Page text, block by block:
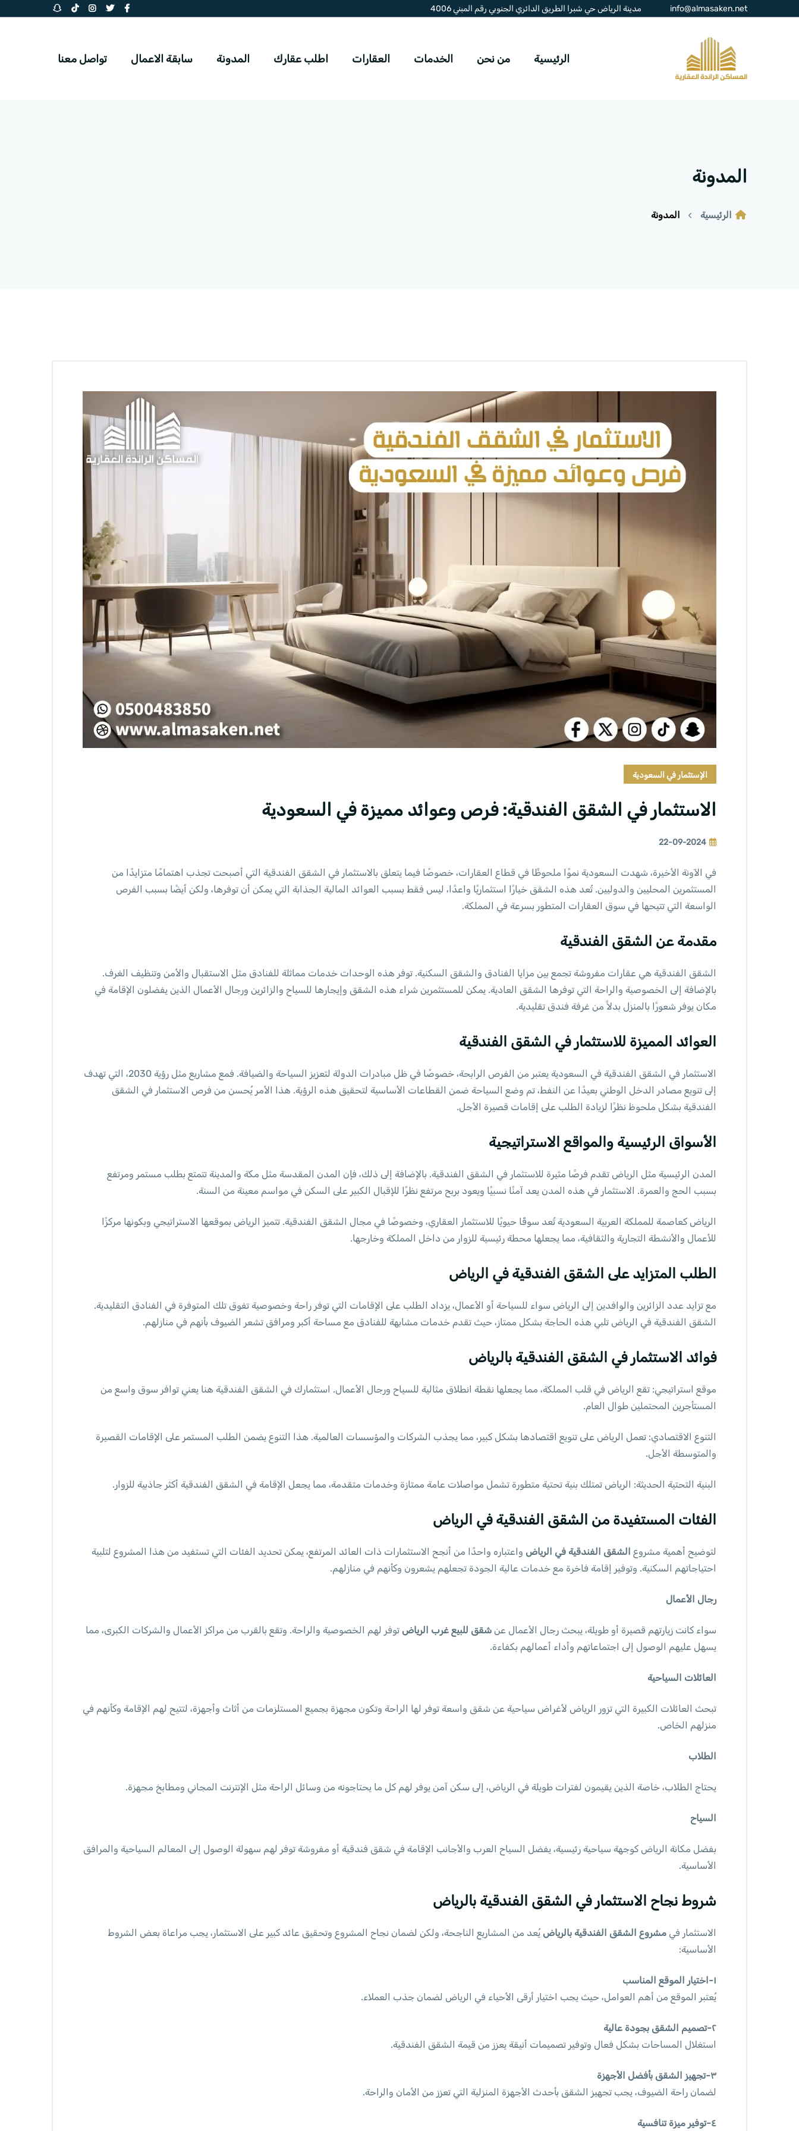
info@almasaken.net مدينة الرياض حي شبرا الطريق الدائري الجنوبي رقم المبني 4006
الرئيسية من نحن الخدمات العقارات اطلب عقارك المدونة سابقة الاعمال تواصل معنا
المدونة
الرئيسية المدونة
الإستثمار في السعودية
الاستثمار في الشقق الفندقية: فرص وعوائد مميزة في السعودية
22-09-2024
في الآونة الأخيرة، شهدت السعودية نموًا ملحوظًا في قطاع العقارات، خصوصًا فيما يتعلق بالاستثمار في الشقق الفندقية التي أصبحت تجذب اهتمامًا متزايدًا من
المستثمرين المحليين والدوليين. تُعد هذه الشقق خيارًا استثماريًا واعدًا، ليس فقط بسبب العوائد المالية الجذابة التي يمكن أن توفرها، ولكن أيضًا بسبب الفرص
الواسعة التي تتيحها في سوق العقارات المتطور بسرعة في المملكة.
مقدمة عن الشقق الفندقية
الشقق الفندقية هي عقارات مفروشة تجمع بين مزايا الفنادق والشقق السكنية. توفر هذه الوحدات خدمات مماثلة للفنادق مثل الاستقبال والأمن وتنظيف الغرف.
بالإضافة إلى الخصوصية والراحة التي توفرها الشقق العادية. يمكن للمستثمرين شراء هذه الشقق وإيجارها للسياح والزائرين ورجال الأعمال الذين يفضلون الإقامة في
مكان يوفر شعورًا بالمنزل بدلاً من غرفة فندق تقليدية.
العوائد المميزة للاستثمار في الشقق الفندقية
الاستثمار في الشقق الفندقية في السعودية يعتبر من الفرص الرابحة، خصوصًا في ظل مبادرات الدولة لتعزيز السياحة والضيافة. فمع مشاريع مثل رؤية 2030، التي تهدف
إلى تنويع مصادر الدخل الوطني بعيدًا عن النفط، تم وضع السياحة ضمن القطاعات الأساسية لتحقيق هذه الرؤية. هذا الأمر يُحسن من فرص الاستثمار في الشقق
الفندقية بشكل ملحوظ نظرًا لزيادة الطلب على إقامات قصيرة الأجل.
الأسواق الرئيسية والمواقع الاستراتيجية
المدن الرئيسية مثل الرياض تقدم فرصًا مثيرة للاستثمار في الشقق الفندقية. بالإضافة إلى ذلك، فإن المدن المقدسة مثل مكة والمدينة تتمتع بطلب مستمر ومرتفع
بسبب الحج والعمرة. الاستثمار في هذه المدن يعد آمنًا نسبيًا ويعود بربح مرتفع نظرًا للإقبال الكبير على السكن في مواسم معينة من السنة.
الرياض كعاصمة للمملكة العربية السعودية تُعد سوقًا حيويًا للاستثمار العقاري، وخصوصًا في مجال الشقق الفندقية. تتميز الرياض بموقعها الاستراتيجي وبكونها مركزًا
للأعمال والأنشطة التجارية والثقافية، مما يجعلها محطة رئيسية للزوار من داخل المملكة وخارجها.
الطلب المتزايد على الشقق الفندقية في الرياض
مع تزايد عدد الزائرين والوافدين إلى الرياض سواء للسياحة أو الأعمال، يزداد الطلب على الإقامات التي توفر راحة وخصوصية تفوق تلك المتوفرة في الفنادق التقليدية.
الشقق الفندقية في الرياض تلبي هذه الحاجة بشكل ممتاز، حيث تقدم خدمات مشابهة للفنادق مع مساحة أكبر ومرافق تشعر الضيوف بأنهم في منازلهم.
فوائد الاستثمار في الشقق الفندقية بالرياض
موقع استراتيجي: تقع الرياض في قلب المملكة، مما يجعلها نقطة انطلاق مثالية للسياح ورجال الأعمال. استثمارك في الشقق الفندقية هنا يعني توافر سوق واسع من
المستأجرين المحتملين طوال العام.
التنوع الاقتصادي: تعمل الرياض على تنويع اقتصادها بشكل كبير، مما يجذب الشركات والمؤسسات العالمية. هذا التنوع يضمن الطلب المستمر على الإقامات القصيرة
والمتوسطة الأجل.
البنية التحتية الحديثة: الرياض تمتلك بنية تحتية متطورة تشمل مواصلات عامة ممتازة وخدمات متقدمة، مما يجعل الإقامة في الشقق الفندقية أكثر جاذبية للزوار.
الفئات المستفيدة من الشقق الفندقية في الرياض
لتوضيح أهمية مشروع الشقق الفندقية في الرياض واعتباره واحدًا من أنجح الاستثمارات ذات العائد المرتفع، يمكن تحديد الفئات التي تستفيد من هذا المشروع لتلبية
احتياجاتهم السكنية. وتوفير إقامة فاخرة مع خدمات عالية الجودة تجعلهم يشعرون وكأنهم في منازلهم.
رجال الأعمال
سواء كانت زيارتهم قصيرة أو طويلة، يبحث رجال الأعمال عن شقق للبيع غرب الرياض توفر لهم الخصوصية والراحة. وتقع بالقرب من مراكز الأعمال والشركات الكبرى، مما
يسهل عليهم الوصول إلى اجتماعاتهم وأداء أعمالهم بكفاءة.
العائلات السياحية
تبحث العائلات الكبيرة التي تزور الرياض لأغراض سياحية عن شقق واسعة توفر لها الراحة وتكون مجهزة بجميع المستلزمات من أثاث وأجهزة، لتتيح لهم الإقامة وكأنهم في
منزلهم الخاص.
الطلاب
يحتاج الطلاب، خاصة الذين يقيمون لفترات طويلة في الرياض، إلى سكن آمن يوفر لهم كل ما يحتاجونه من وسائل الراحة مثل الإنترنت المجاني ومطابخ مجهزة.
السياح
بفضل مكانة الرياض كوجهة سياحية رئيسية، يفضل السياح العرب والأجانب الإقامة في شقق فندقية أو مفروشة توفر لهم سهولة الوصول إلى المعالم السياحية والمرافق
الأساسية.
شروط نجاح الاستثمار في الشقق الفندقية بالرياض
الاستثمار في مشروع الشقق الفندقية بالرياض يُعد من المشاريع الناجحة، ولكن لضمان نجاح المشروع وتحقيق عائد كبير على الاستثمار، يجب مراعاة بعض الشروط
الأساسية:
١-اختيار الموقع المناسب
يُعتبر الموقع من أهم العوامل، حيث يجب اختيار أرقى الأحياء في الرياض لضمان جذب العملاء.
٢-تصميم الشقق بجودة عالية
استغلال المساحات بشكل فعال وتوفير تصميمات أنيقة يعزز من قيمة الشقق الفندقية.
٣-تجهيز الشقق بأفضل الأجهزة
لضمان راحة الضيوف، يجب تجهيز الشقق بأحدث الأجهزة المنزلية التي تعزز من الأمان والراحة.
٤-توفير ميزة تنافسية